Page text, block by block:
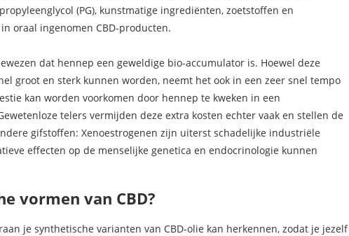
(PG), kunstmatige ingrediënten, zoetstoffen en
oraal ingenomen CBD-producten.
dat hennep een geweldige bio-accumulator is. Hoewel deze
groot en sterk kunnen worden, neemt het ook in een zeer snel tempo
kan worden voorkomen door hennep te kweken in een
telers vermijden deze extra kosten echter vaak en stellen de
gifstoffen: Xenoestrogenen zijn uiterst schadelijke industriële
effecten op de menselijke genetica en endocrinologie kunnen
vormen van CBD?
je synthetische varianten van CBD-olie kan herkennen, zodat je jezelf